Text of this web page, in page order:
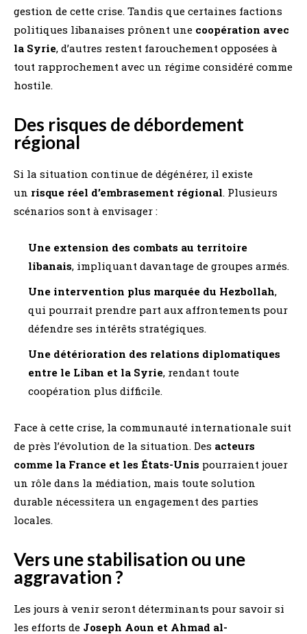
gestion de cette crise. Tandis que certaines factions
politiques libanaises prônent une coopération avec
la Syrie, d’autres restent farouchement opposées à
tout rapprochement avec un régime considéré comme
hostile.
Des risques de débordement
régional
Si la situation continue de dégénérer, il existe
un risque réel d’embrasement régional. Plusieurs
scénarios sont à envisager :
Une extension des combats au territoire
libanais, impliquant davantage de groupes armés.
Une intervention plus marquée du Hezbollah,
qui pourrait prendre part aux affrontements pour
défendre ses intérêts stratégiques.
Une détérioration des relations diplomatiques
entre le Liban et la Syrie, rendant toute
coopération plus difficile.
Face à cette crise, la communauté internationale suit
de près l’évolution de la situation. Des acteurs
comme la France et les États-Unis pourraient jouer
un rôle dans la médiation, mais toute solution
durable nécessitera un engagement des parties
locales.
Vers une stabilisation ou une
aggravation ?
Les jours à venir seront déterminants pour savoir si
les efforts de Joseph Aoun et Ahmad al-